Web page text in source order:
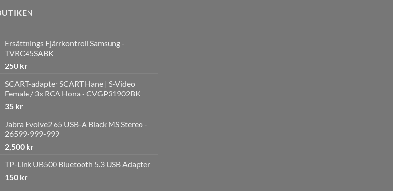
Ersättnings Fjärrkontroll Samsung -
TVRC45SABK
250 kr
SCART-adapter SCART Hane | S-Video
Female / 3x RCA Hona - CVGP31902BK
35 kr
Jabra Evolve2 65 USB-A Black MS Stereo -
26599-999-999
2,500 kr
TP-Link UB500 Bluetooth 5.3 USB Adapter
150 kr